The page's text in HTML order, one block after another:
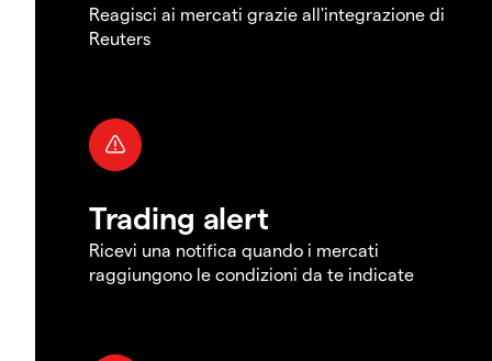
Reagisci ai mercati grazie all'integrazione di
Reuters
Trading alert
Ricevi una notifica quando i mercati
raggiungono le condizioni da te indicate